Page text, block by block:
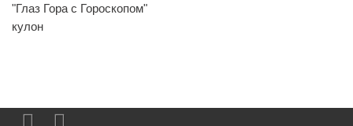
"Глаз Гора с Гороскопом"
кулон